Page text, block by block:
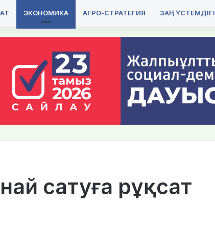
ЭКОНОМИКА АГРО-СТРАТЕГИЯ ЗАҢ ҮСТЕМДІГІ
сатуға рұқсат